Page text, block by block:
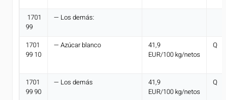
1701
99
— Los demás:
1701
99 10
— Azúcar blanco
41,9
EUR/100 kg/netos
Q
1701
99 90
— Los demás
41,9
EUR/100 kg/netos
Q